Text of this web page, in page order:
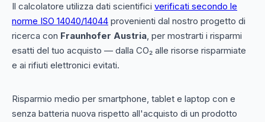
Il calcolatore utilizza dati scientifici verificati secondo le
norme ISO 14040/14044 provenienti dal nostro progetto di
ricerca con Fraunhofer Austria, per mostrarti i risparmi
esatti del tuo acquisto — dalla CO₂ alle risorse risparmiate
e ai rifiuti elettronici evitati.
Risparmio medio per smartphone, tablet e laptop con e
senza batteria nuova rispetto all'acquisto di un prodotto